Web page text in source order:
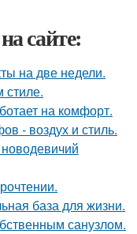
сайте:
на две недели.
стиле.
на комфорт.
- воздух и стиль.
база для жизни.
санузлом.